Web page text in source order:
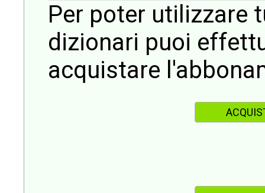
Per poter utilizzare
dizionari puoi
acquistare